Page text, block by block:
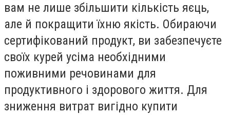
вам не лише збільшити кількість яєць,
але й покращити їхню якість. Обираючи
сертифікований продукт, ви забезпечуєте
своїх курей усіма необхідними
поживними речовинами для
продуктивного і здорового життя. Для
зниження витрат вигідно купити